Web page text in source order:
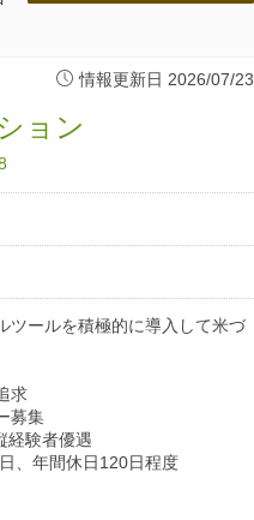
情報更新日 2026/07/23
ョン
ツールを積極的に導入して米づ
求
募集
経験者優遇
、年間休日120日程度